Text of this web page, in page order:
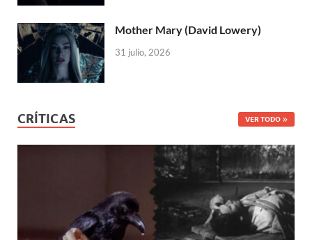
Mother Mary (David Lowery)
31 julio, 2026
CRÍTICAS VER TODO